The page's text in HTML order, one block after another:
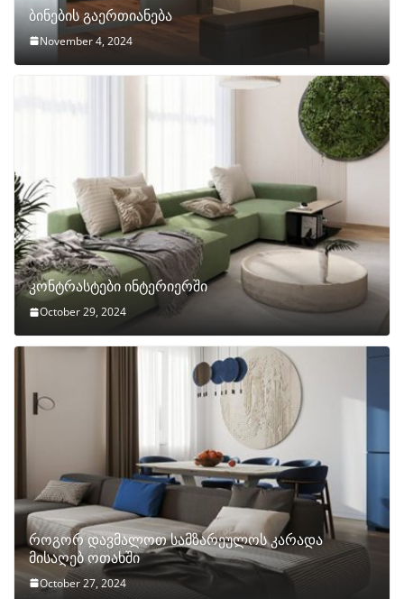
ბინების გაერთიანება
November 4, 2024
კონტრასტები ინტერიერში
October 29, 2024
როგორ დავმალოთ სამზარეულოს კარადა
მისაღებ ოთახში
October 27, 2024